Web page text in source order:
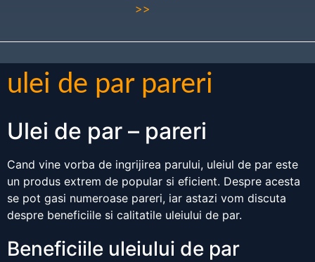
>>
ulei de par pareri
Ulei de par – pareri
Cand vine vorba de ingrijirea parului, uleiul de par este
un produs extrem de popular si eficient. Despre acesta
se pot gasi numeroase pareri, iar astazi vom discuta
despre beneficiile si calitatile uleiului de par.
Beneficiile uleiului de par